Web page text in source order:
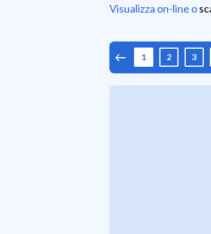
Visualizza on-line o
1 2 3